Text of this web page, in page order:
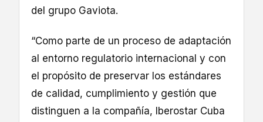
del grupo Gaviota.
“Como parte de un proceso de adaptación
al entorno regulatorio internacional y con
el propósito de preservar los estándares
de calidad, cumplimiento y gestión que
distinguen a la compañía, Iberostar Cuba